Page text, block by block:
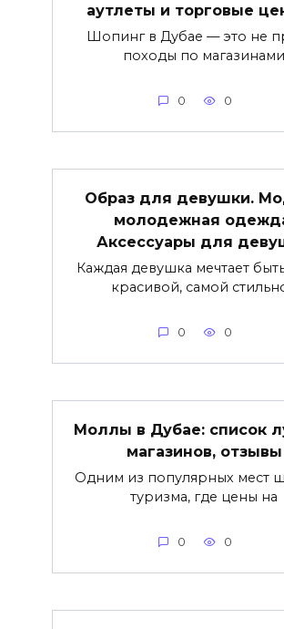
аутлеты и торговые
Шопинг в Дубае — это не
походы по магазинами
0 0
Образ для девушки.
молодежная
Аксессуары для
Каждая девушка мечтает
красивой, самой
0 0
Моллы в Дубае: список
магазинов, отзывы
Одним из популярных мест
туризма, где цены на
0 0